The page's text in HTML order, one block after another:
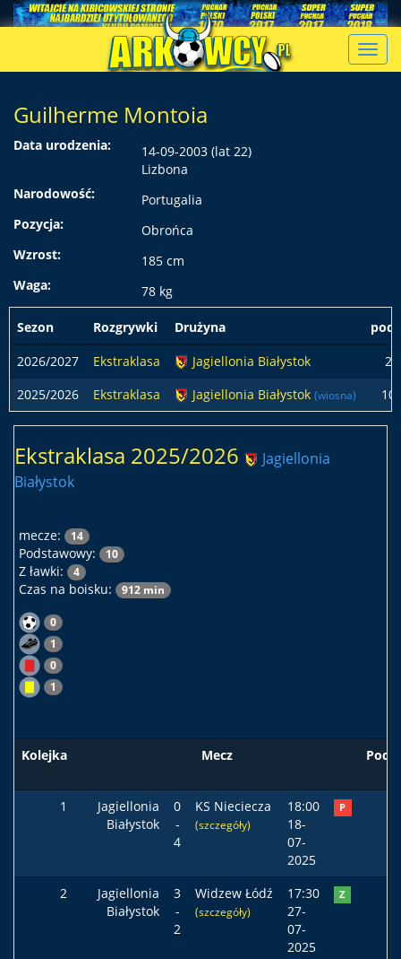
Guilherme Montoia
Data urodzenia:
14-09-2003 (lat 22)
Lizbona
Narodowość:
Portugalia
Pozycja:
Obrońca
Wzrost:
185 cm
Waga:
78 kg
Sezon Rozgrywki Drużyna
2026/2027
Ekstraklasa Jagiellonia Białystok
2
2025/2026
Ekstraklasa Jagiellonia Białystok (wiosna) 10
Ekstraklasa 2025/2026
Jagiellonia
Białystok
mecze: 14
Podstawowy: 10
Z ławki: 4
Czas na boisku: 912 min
0
1
0
1
Kolejka Mecz Podst
1
Jagiellonia
Białystok
0
-
4
KS Nieciecza
(szczegóły)
18:00
18-
07-
2025
P
2
Jagiellonia
Białystok
3
-
2
Widzew Łódź
(szczegóły)
17:30
27-
07-
2025
Z